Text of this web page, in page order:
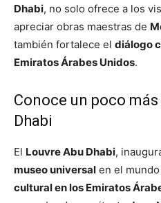
Dhabi, no solo ofrece a los
apreciar obras maestras de
también fortalece el diálogo
Emiratos Árabes Unidos.
Conoce un poco
Dhabi
El Louvre Abu Dhabi,
museo universal en el
cultural en los Emiratos